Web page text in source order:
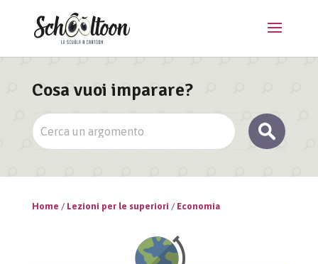
Cosa vuoi imparare?
Home / Lezioni per le superiori / Economia